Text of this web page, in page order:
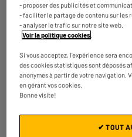
ARRIVAGE
★★★★★
★★★★★
TV QLED 65"
Ecran
TV
- proposer des publicités et
- faciliter le partage de contenu sur les
- analyser le trafic sur notre site web.
Voir la politique cookies
Si vous acceptez, l'expérience sera
des cookies statistiques sont déposés
anonymes à partir de votre navigation.
en gérant vos cookies.
Bonne visite!
✔ TOUT